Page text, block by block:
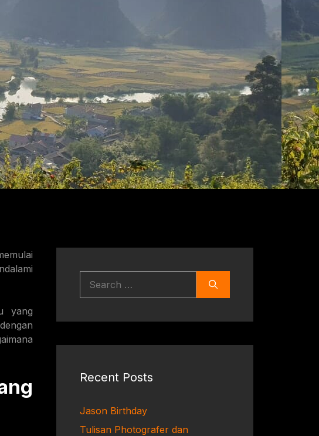
yang
for:
Recent Posts
Jason Birthday
Tulisan Photografer dan